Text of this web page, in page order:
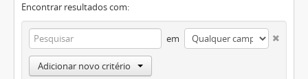
Encontrar resultados com:
em
Adicionar novo critério